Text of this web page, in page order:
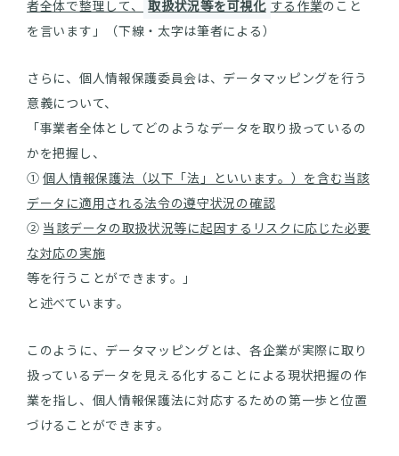
者全体で整理して、 取扱状況等を可視化 する作業のこと
を言います」（下線・太字は筆者による）
さらに、個人情報保護委員会は、データマッピングを行う
意義について、
「事業者全体としてどのようなデータを取り扱っているの
かを把握し、
①個人情報保護法（以下「法」といいます。）を含む当該
データに適用される法令の遵守状況の確認
② 当該データの取扱状況等に起因するリスクに応じた必要
な対応の実施
等を行うことができます。」
と述べています。
このように、データマッピングとは、各企業が実際に取り
扱っているデータを見える化することによる現状把握の作
業を指し、個人情報保護法に対応するための第一歩と位置
づけることができます。